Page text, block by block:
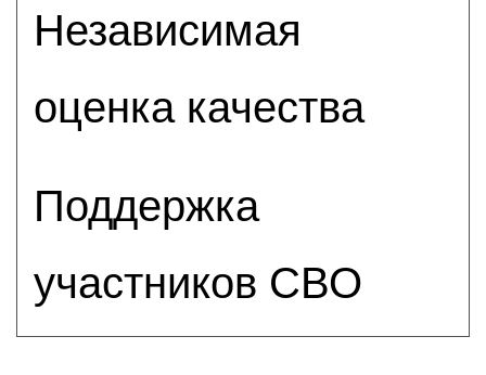
Независимая
оценка качества
Поддержка
участников СВО